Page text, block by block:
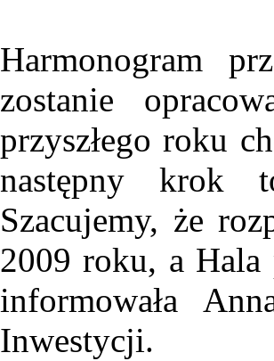
Harmonogram
zostanie
przyszłego roku
następny krok
Szacujemy, że
2009 roku, a
informowała
Inwestycji.